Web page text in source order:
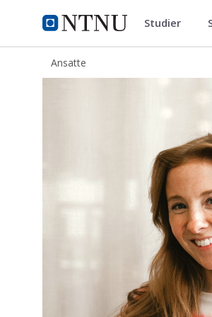
NTNU Hjemmeside
ntnu.no Studier
Ansatte